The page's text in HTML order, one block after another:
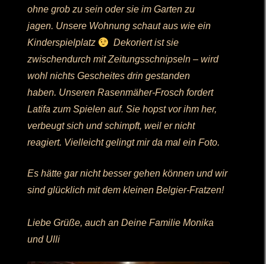
ohne grob zu sein oder sie im Garten zu
jagen. Unsere Wohnung schaut aus wie ein
Kinderspielplatz
Dekoriert ist sie
zwischendurch mit Zeitungsschnipseln – wird
wohl nichts Gescheites drin gestanden
haben. Unseren Rasenmäher-Frosch fordert
Latifa zum Spielen auf. Sie hopst vor ihm her,
verbeugt sich und schimpft, weil er nicht
reagiert. Vielleicht gelingt mir da mal ein Foto.
Es hätte gar nicht besser gehen können und wir
sind glücklich mit dem kleinen Belgier-Fratzen!
Liebe Grüße, auch an Deine Familie Monika
und Ulli